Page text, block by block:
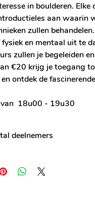
in boulderen.
aan waarin
zullen
en mentaal uit te
zullen je begeleiden
€20 krijg je toegang
ontdek de
18u00 - 19u30
deelnemers